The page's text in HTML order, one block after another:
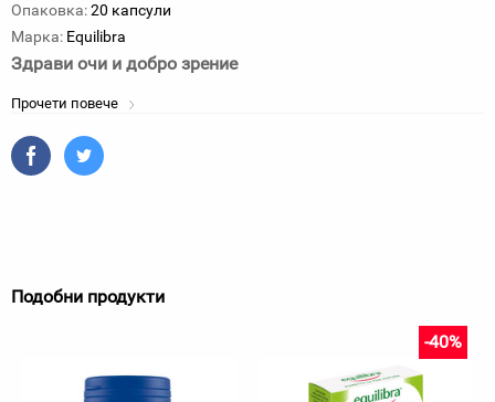
Опаковка:20 капсули
Марка: Equilibra
Здрави очи и добро зрение
Прочети повече
Подобни продукти
-40%